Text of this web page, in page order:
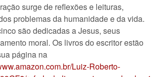
surge de reflexões e leituras,
problemas da humanidade e da vida.
são dedicadas a Jesus, seus
moral. Os livros do escritor estão
página na
Luiz-Roberto-